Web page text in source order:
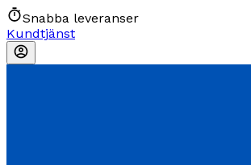
Snabba leveranser
Kundtjänst